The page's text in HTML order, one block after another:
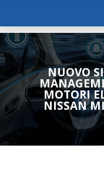
NUOVO
MOTORI
NISSAN